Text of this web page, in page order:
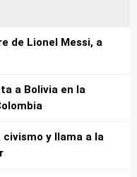
de Lionel Messi, a
a Bolivia en la
y llama a la